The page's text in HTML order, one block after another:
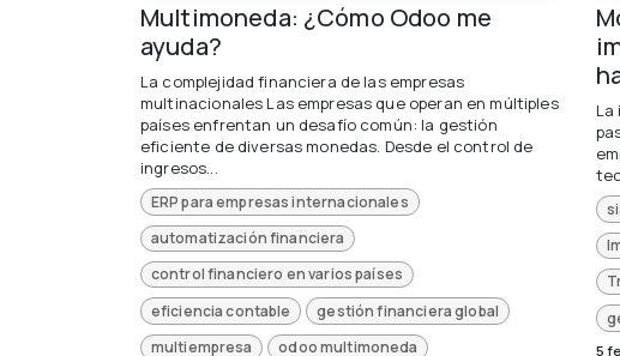
Multimoneda: ¿Cómo Odoo me
ayuda?
La complejidad financiera de las empresas
multinacionales Las empresas que operan en múltiples
países enfrentan un desafío común: la gestión
eficiente de diversas monedas. Desde el control de
ingresos...
ERP para empresas internacionales
automatización financiera
control financiero en varios países
eficiencia contable
gestión financiera global
multiempresa
odoo multimoneda
La
5